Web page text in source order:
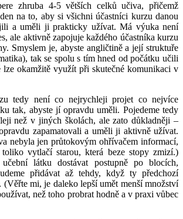
zhruba 4-5 větších celků učiva, přičemž
na to, aby si všichni účastníci kurzu danou
a uměli ji prakticky užívat. Má výuka není
ale aktivně zapojuje každého účastníka kurzu
Smyslem je, abyste angličtině a její struktuře
tak se spolu s tím hned od počátku učili
lze okamžitě využít při skutečné komunikaci v
tedy není co nejrychleji projet co nejvíce
tak, abyste jí opravdu uměli. Pojedeme tedy
než v jiných školách, ale zato důkladněji –
zapamatovali a uměli ji aktivně užívat.
nebyla jen průtokovým ohřívačem informací,
vytlačí starou, která beze stopy zmizí.)
látku dostávat postupně po blocích,
přidávat až tehdy, když ty předchozí
(Věřte mi, je daleko lepší umět menší množství
než toho probrat hodně a v praxi vůbec